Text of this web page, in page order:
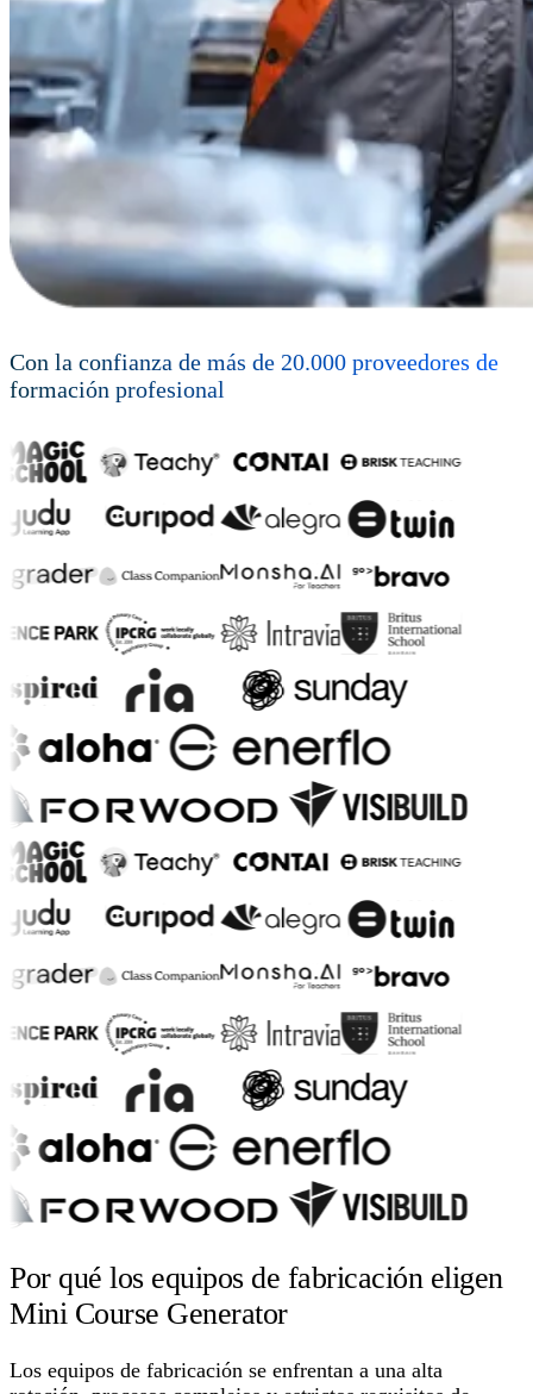
Con la confianza de más de 20.000 proveedores de
formación profesional
Por qué los equipos de fabricación eligen
Mini Course Generator
Los equipos de fabricación se enfrentan a una alta